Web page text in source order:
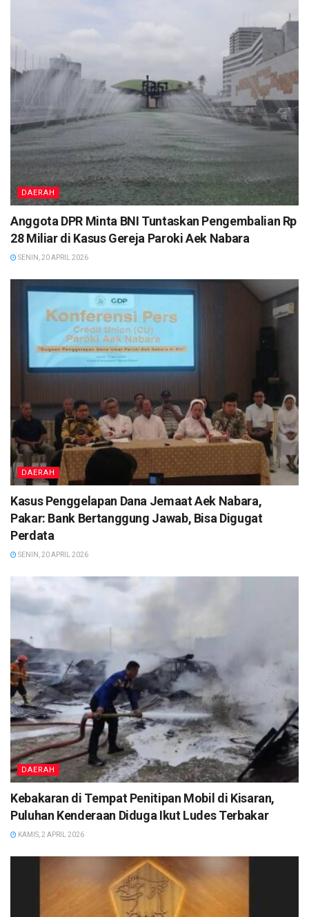
DAERAH
Anggota DPR Minta BNI Tuntaskan Pengembalian Rp
28 Miliar di Kasus Gereja Paroki Aek Nabara
SENIN, 20 APRIL 2026
DAERAH
Kasus Penggelapan Dana Jemaat Aek Nabara,
Pakar: Bank Bertanggung Jawab, Bisa Digugat
Perdata
SENIN, 20 APRIL 2026
DAERAH
Kebakaran di Tempat Penitipan Mobil di Kisaran,
Puluhan Kenderaan Diduga Ikut Ludes Terbakar
KAMIS, 2 APRIL 2026